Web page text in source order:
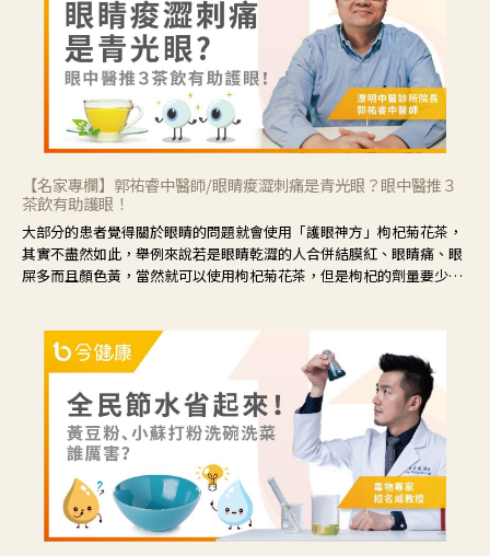
【名家專欄】郭祐睿中醫師/眼睛痠澀刺痛是青光眼？眼中醫推３
茶飲有助護眼！
大部分的患者覺得關於眼睛的問題就會使用「護眼神方」枸杞菊花茶，
其實不盡然如此，舉例來說若是眼睛乾澀的人合併結膜紅、眼睛痛、眼
屎多而且顏色黃，當然就可以使用枸杞菊花茶，但是枸杞的劑量要少，
候就要使用菊花、金銀花來治療；假如單純的眼睛乾澀，結膜沒有紅，
眼睛周圍沒有眼屎，這種情況是屬於「陰虛」，就可以使用枸杞、蓮
藕、麥門冬、山藥等比較滋潤的藥材，效果就更顯著。